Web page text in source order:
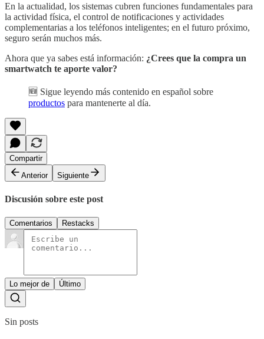
En la actualidad, los sistemas cubren funciones fundamentales para
la actividad física, el control de notificaciones y actividades
complementarias a los teléfonos inteligentes; en el futuro próximo,
seguro serán muchos más.
Ahora que ya sabes está información: ¿Crees que la compra un
smartwatch te aporte valor?
🆕 Sigue leyendo más contenido en español sobre
productos para mantenerte al día.
Compartir
Anterior
Siguiente
Discusión sobre este post
Comentarios Restacks
Lo mejor de Último
Sin posts